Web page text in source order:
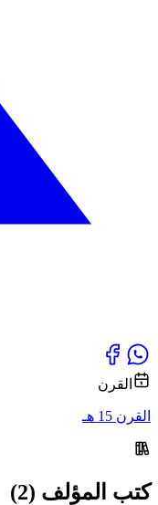
القرن
القرن 15 هـ
كتب المؤلف (2)